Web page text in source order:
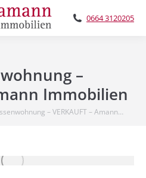
0664 3120205
–
Immobilien
– VERKAUFT – Amann…